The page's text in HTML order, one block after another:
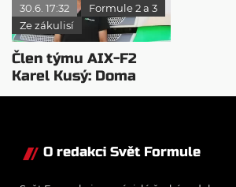
30.6. 17:32
Formule 2 a 3
Ze zákulisí
Člen týmu AIX-F2
Karel Kusý: Doma
nejsem celé měsíce…
O redakci Svět Formule